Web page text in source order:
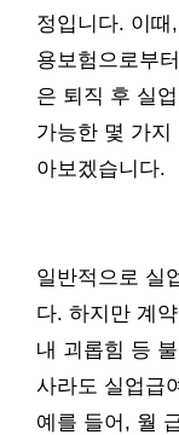
정입니다. 이
용보험으로부
은 퇴직 후 실
가능한 몇 가
아보겠습니다.
일반적으로 실
다. 하지만 계
내 괴롭힘 등
사라도 실업급
예를 들어, 월